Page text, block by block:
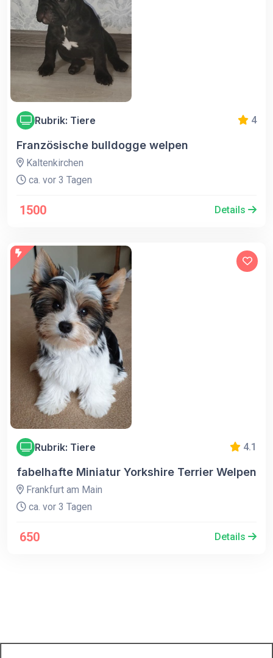
Rubrik: Tiere 4
Französische bulldogge welpen
Kaltenkirchen
ca. vor 3 Tagen
1500 Details
Rubrik: Tiere 4.1
fabelhafte Miniatur Yorkshire Terrier Welpen
Frankfurt am Main
ca. vor 3 Tagen
650 Details